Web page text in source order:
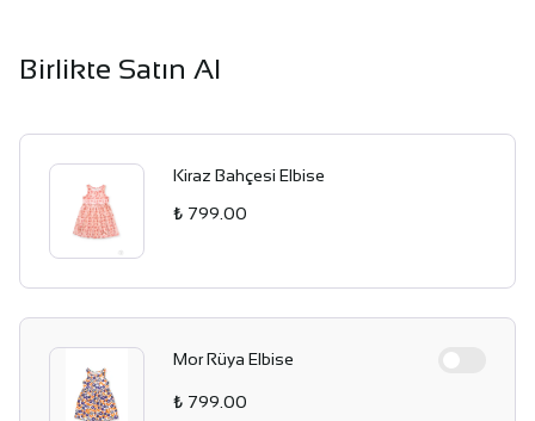
Birlikte Satın Al
Kiraz Bahçesi Elbise
₺ 799.00
Mor Rüya Elbise
₺ 799.00